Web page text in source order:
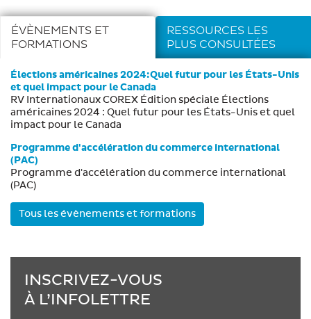
ÉVÈNEMENTS ET
FORMATIONS
RESSOURCES LES
PLUS CONSULTÉES
Élections américaines 2024:Quel futur pour les États-Unis
et quel impact pour le Canada
RV Internationaux COREX Édition spéciale Élections
américaines 2024 : Quel futur pour les États-Unis et quel
impact pour le Canada
Programme d'accélération du commerce international
(PAC)
Programme d'accélération du commerce international
(PAC)
Tous les évènements et formations
INSCRIVEZ-VOUS
À L’INFOLETTRE